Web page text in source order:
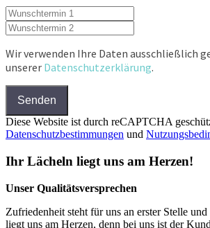
Wir verwenden Ihre Daten ausschließlich
unserer Datenschutzerklärung.
Senden
Diese Website ist durch reCAPTCHA
Datenschutzbestimmungen und
Ihr Lächeln liegt uns am Herzen!
Unser Qualitätsversprechen
Zufriedenheit steht für uns an erster Stelle
liegt uns am Herzen, denn bei uns ist der